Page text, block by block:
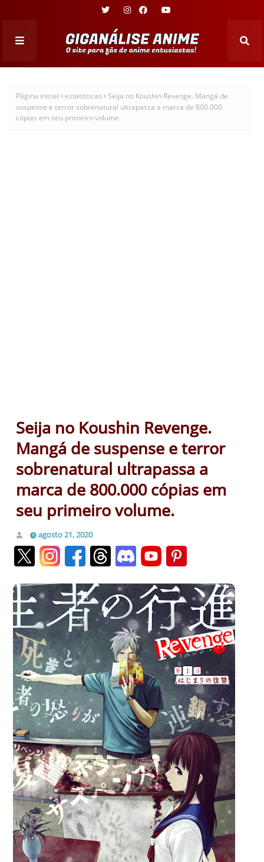
Página inicial estatísticas
Seija no Koushin Revenge. Mangá de
suspense e terror sobrenatural ultrapassa a marca de 800.000
cópias em seu primeiro volume.
Seija no Koushin Revenge.
Mangá de suspense e terror
sobrenatural ultrapassa a
marca de 800.000 cópias em
seu primeiro volume.
agosto 21, 2020